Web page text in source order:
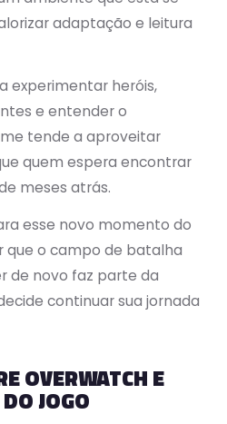
adaptação e leitura
experimentar heróis,
e entender o
tende a aproveitar
quem espera encontrar
meses atrás.
esse novo momento do
que o campo de batalha
de novo faz parte da
continuar sua jornada
OVERWATCH E
JOGO